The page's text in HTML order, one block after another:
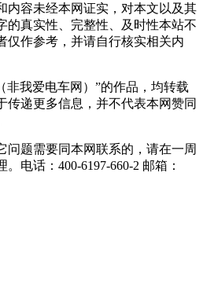
内容未经本网证实，对本文以及其
的真实性、完整性、及时性本站不
仅作参考，并请自行核实相关内
非我爱电车网）”的作品，均转载
传递更多信息，并不代表本网赞同
问题需要同本网联系的，请在一周
电话：400-6197-660-2 邮箱：